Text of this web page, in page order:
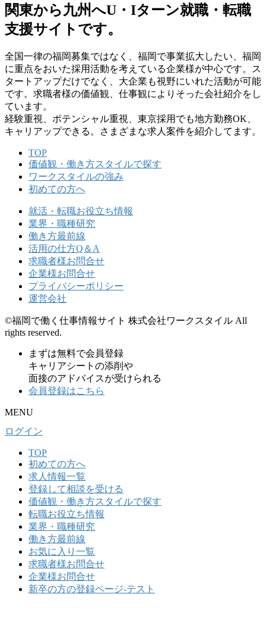
関東から九州へU・Iターン就職・転職
支援サイトです。
全国⼀律の福岡募集ではなく、福岡で事業拡⼤したい、福岡
に重点をおいた採⽤活動を考えている企業様が中⼼です。ス
タートアップだけでなく、⼤企業も視野にいれた活動が可能
です。求職者様の価値観、仕事観によりそった会社紹介をし
ています。
経験重視、ポテンシャル重視、東京採⽤でも地⽅勤務OK、
キャリアップできる。さまざまな求⼈案件を紹介してます。
TOP
価値観・働き方スタイルで探す
ワークスタイルの強み
初めての方へ
就活・転職お役立ち情報
業界・職種研究
働き方最前線
活用の仕方Q＆A
求職者様お問合せ
企業様お問合せ
プライバシーポリシー
運営会社
©福岡で働く仕事情報サイト 株式会社ワークスタイル All
rights reserved.
まずは無料で会員登録
キャリアシートの添削や
面接のアドバイスが受けられる
会員登録はこちら
MENU
ログイン
TOP
初めての⽅へ
求人情報一覧
登録して相談を受ける
価値観・働き方スタイルで探す
転職お役立ち情報
業界・職種研究
働き方最前線
お気に入り一覧
求職者様お問合せ
企業様お問合せ
新卒の方の登録ページ-テスト